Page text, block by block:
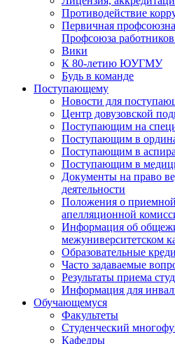
Противодействие
Первичная
Профсоюза
Вики
К 80-летию ЮУГМУ
Будь в команде
Поступающему
Новости для
Центр довузовской
Поступающим на
Поступающим в
Поступающим в
Поступающим в
Документы на право
деятельности
Положения о
апелляционной
Информация об
межуниверситетском
Образовательные
Часто задаваемые
Результаты приема
Информация для
Обучающемуся
Факультеты
Студенческий
Кафедры